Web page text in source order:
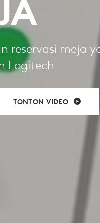
reservasi meja
Logitech
TONTON VIDEO